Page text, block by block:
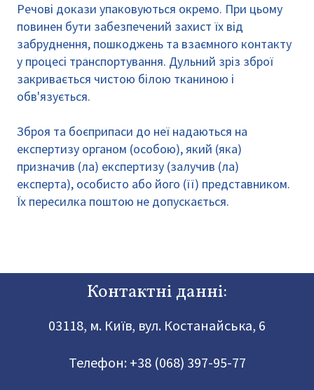
Речові докази упаковуються окремо. При цьому
повинен бути забезпечений захист їх від
забруднення, пошкоджень та взаємного контакту
у процесі транспортування. Дульний зріз зброї
закривається чистою білою тканиною і
обв'язується.
Зброя та боєприпаси до неї надаються на
експертизу органом (особою), який (яка)
призначив (ла) експертизу (залучив (ла)
експерта), особисто або його (її) представником.
Їх пересилка поштою не допускається.
Контактні данні:
03118, м. Київ, вул. Костанайська, 6
Телефон: +38 (068) 397-95-77